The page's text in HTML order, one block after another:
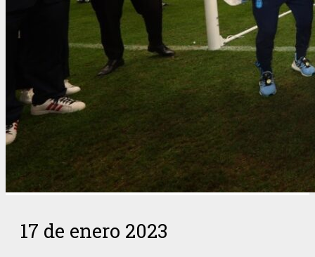
17 de enero 2023